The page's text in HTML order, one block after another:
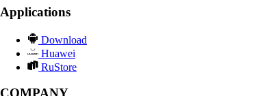
Applications
Download
Huawei
RuStore
COMPANY